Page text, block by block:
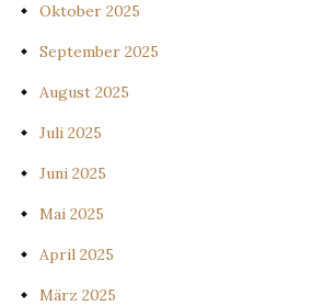
Oktober 2025
September 2025
August 2025
Juli 2025
Juni 2025
Mai 2025
April 2025
März 2025